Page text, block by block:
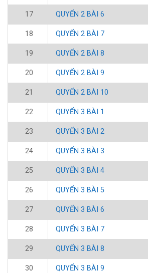
17 QUYỂN 2 BÀI 6
18 QUYỂN 2 BÀI 7
19 QUYỂN 2 BÀI 8
20 QUYỂN 2 BÀI 9
21 QUYỂN 2 BÀI 10
22 QUYỂN 3 BÀI 1
23 QUYỂN 3 BÀI 2
24 QUYỂN 3 BÀI 3
25 QUYỂN 3 BÀI 4
26 QUYỂN 3 BÀI 5
27 QUYỂN 3 BÀI 6
28 QUYỂN 3 BÀI 7
29 QUYỂN 3 BÀI 8
30 QUYỂN 3 BÀI 9